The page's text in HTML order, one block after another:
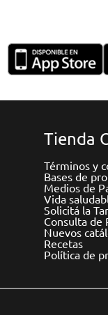
Tienda
Términos y
Bases de
Medios de
Vida
Solicitá la
Consulta de
Nuevos
Recetas
Política de